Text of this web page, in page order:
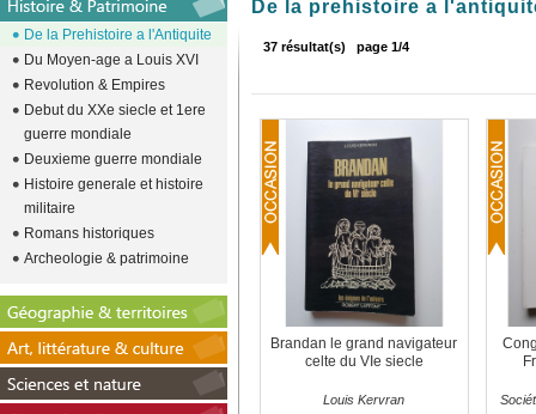
De la prehistoire a
37 résultat(s) page 1/4
Brandan le grand navigateur
celte du VIe siecle
Louis Kervran
De la Prehistoire a l'Antiquite
Du Moyen-age a Louis XVI
Revolution & Empires
Debut du XXe siecle et 1ere
guerre mondiale
Deuxieme guerre mondiale
Histoire generale et histoire
militaire
Romans historiques
Archeologie & patrimoine